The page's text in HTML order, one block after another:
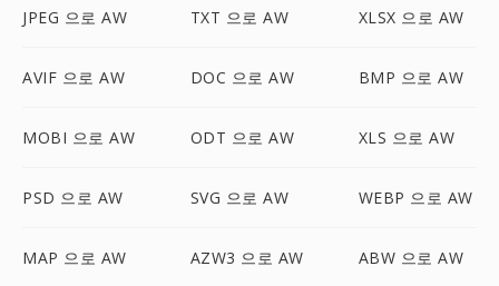
JPEG 으로 AW TXT 으로 AW XLSX 으로 AW
AVIF 으로 AW DOC 으로 AW BMP 으로 AW
MOBI 으로 AW ODT 으로 AW XLS 으로 AW
PSD 으로 AW SVG 으로 AW WEBP 으로 AW
MAP 으로 AW AZW3 으로 AW ABW 으로 AW